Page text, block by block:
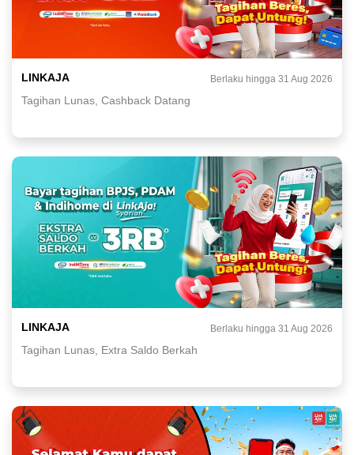
LINKAJA Berlaku hingga 31 Aug 2026
Tagihan Lunas, Cashback Datang
LINKAJA Berlaku hingga 31 Aug 2026
Tagihan Lunas, Extra Saldo Berkah